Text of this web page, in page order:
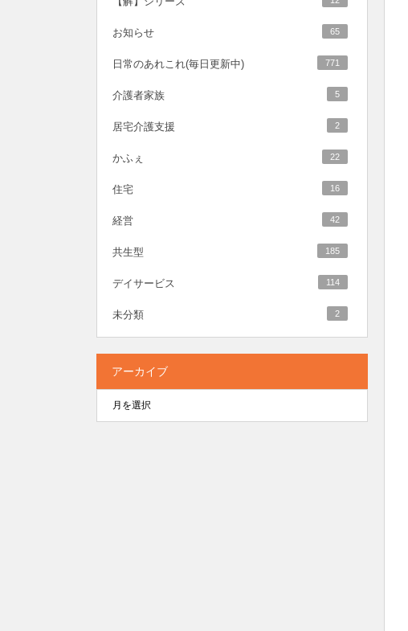
お知らせ 65
日常のあれこれ(毎日更新中) 771
介護者家族 5
居宅介護支援 2
かふぇ 22
住宅 16
経営 42
共生型 185
デイサービス 114
未分類 2
アーカイブ